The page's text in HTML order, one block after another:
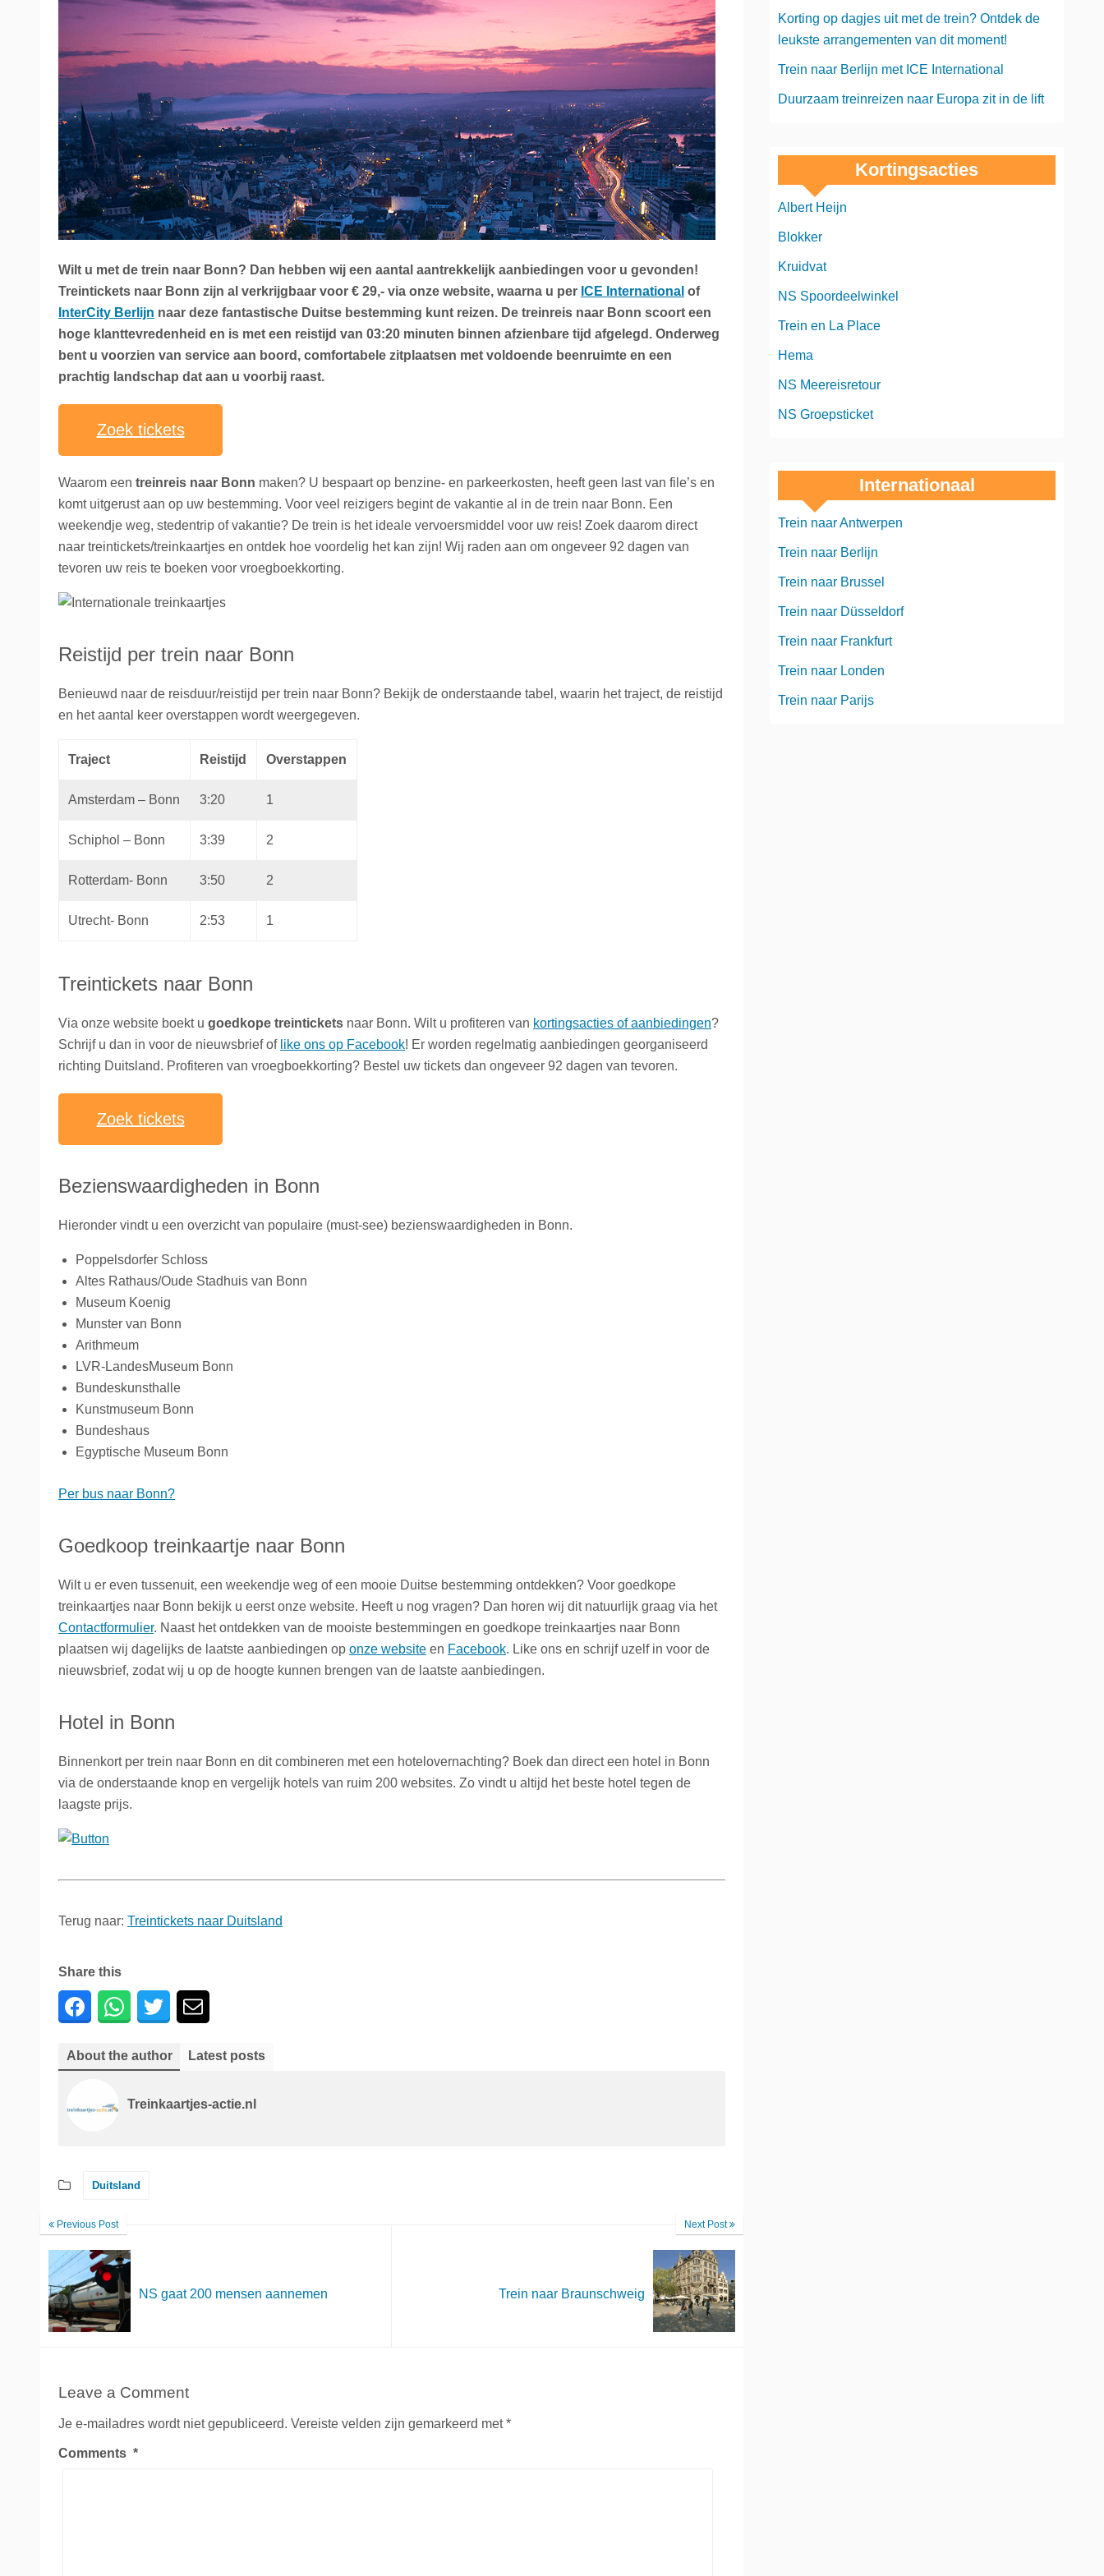
La Place Trein naar Oostenrijk
Polen
Trein naar Zwitserland
Treinen
Wilt u met de trein naar Bonn? Dan hebben wij een aantal aantrekkelijk aanbiedingen voor u gevonden!
Treintickets naar Bonn zijn al verkrijgbaar voor € 29,- via onze website, waarna u per ICE International of
InterCity Berlijn naar deze fantastische Duitse bestemming kunt reizen. De treinreis naar Bonn scoort een
hoge klanttevredenheid en is met een reistijd van 03:20 minuten binnen afzienbare tijd afgelegd. Onderweg
bent u voorzien van service aan boord, comfortabele zitplaatsen met voldoende beenruimte en een
prachtig landschap dat aan u voorbij raast.
Zoek tickets
Waarom een treinreis naar Bonn maken? U bespaart op benzine- en parkeerkosten, heeft geen last van file’s en
komt uitgerust aan op uw bestemming. Voor veel reizigers begint de vakantie al in de trein naar Bonn. Een
weekendje weg, stedentrip of vakantie? De trein is het ideale vervoersmiddel voor uw reis! Zoek daarom direct
naar treintickets/treinkaartjes en ontdek hoe voordelig het kan zijn! Wij raden aan om ongeveer 92 dagen van
tevoren uw reis te boeken voor vroegboekkorting.
Reistijd per trein naar Bonn
Benieuwd naar de reisduur/reistijd per trein naar Bonn? Bekijk de onderstaande tabel, waarin het traject, de reistijd
en het aantal keer overstappen wordt weergegeven.
Traject Reistijd Overstappen
Amsterdam – Bonn 3:20 1
Schiphol – Bonn 3:39 2
Rotterdam- Bonn 3:50 2
Utrecht- Bonn 2:53 1
Treintickets naar Bonn
Via onze website boekt u goedkope treintickets naar Bonn. Wilt u profiteren van kortingsacties of aanbiedingen?
Schrijf u dan in voor de nieuwsbrief of like ons op Facebook! Er worden regelmatig aanbiedingen georganiseerd
richting Duitsland. Profiteren van vroegboekkorting? Bestel uw tickets dan ongeveer 92 dagen van tevoren.
Zoek tickets
Bezienswaardigheden in Bonn
Hieronder vindt u een overzicht van populaire (must-see) bezienswaardigheden in Bonn.
Poppelsdorfer Schloss
Altes Rathaus/Oude Stadhuis van Bonn
Museum Koenig
Munster van Bonn
Arithmeum
LVR-LandesMuseum Bonn
Bundeskunsthalle
Kunstmuseum Bonn
Bundeshaus
Egyptische Museum Bonn
Per bus naar Bonn?
Goedkoop treinkaartje naar Bonn
Wilt u er even tussenuit, een weekendje weg of een mooie Duitse bestemming ontdekken? Voor goedkope
treinkaartjes naar Bonn bekijk u eerst onze website. Heeft u nog vragen? Dan horen wij dit natuurlijk graag via het
Contactformulier. Naast het ontdekken van de mooiste bestemmingen en goedkope treinkaartjes naar Bonn
plaatsen wij dagelijks de laatste aanbiedingen op onze website en Facebook. Like ons en schrijf uzelf in voor de
nieuwsbrief, zodat wij u op de hoogte kunnen brengen van de laatste aanbiedingen.
Hotel in Bonn
Binnenkort per trein naar Bonn en dit combineren met een hotelovernachting? Boek dan direct een hotel in Bonn
via de onderstaande knop en vergelijk hotels van ruim 200 websites. Zo vindt u altijd het beste hotel tegen de
laagste prijs.
Terug naar: Treintickets naar Duitsland
Share this
About the author Latest posts
Treinkaartjes-actie.nl
Duitsland
Previous Post
NS gaat 200 mensen aannemen
Next Post
Trein naar Braunschweig
Leave a Comment
Je e-mailadres wordt niet gepubliceerd. Vereiste velden zijn gemarkeerd met*
Comments *
Korting op dagjes uit met de trein? Ontdek de
leukste arrangementen van dit moment!
Trein naar Berlijn met ICE International
Duurzaam treinreizen naar Europa zit in de lift
Kortingsacties
Albert Heijn
Blokker
Kruidvat
NS Spoordeelwinkel
Trein en La Place
Hema
NS Meereisretour
NS Groepsticket
Internationaal
Trein naar Antwerpen
Trein naar Berlijn
Trein naar Brussel
Trein naar Düsseldorf
Trein naar Frankfurt
Trein naar Londen
Trein naar Parijs